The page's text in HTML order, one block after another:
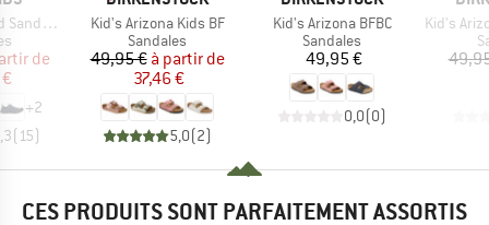
XT
réduit
de
+2
( 15)
Article
Kid's Arizona Kids BF
Product group
Sandales
Prix
49,95 € Prix réduit
à partir de
37,46 €
5,0(2)
Article
Kid's Arizona BFBC
Product group
Sandales
Prix
49,95 €
0,0(0)
Article
Kid's Arizona
CES PRODUITS SONT PARFAITEMENT ASSORTIS